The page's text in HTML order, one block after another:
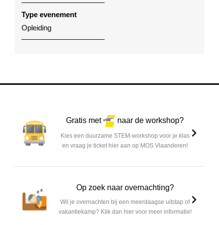
Type evenement
Opleiding
Gratis met naar de workshop?
Kies een duurzame STEM-workshop voor je klas
en vraag je ticket hier aan op MOS Vlaanderen!
Op zoek naar overnachting?
Wil je overnachten bij een meerdaagse uitstap of
vakantiekamp? Klik dan hier voor meer informatie!